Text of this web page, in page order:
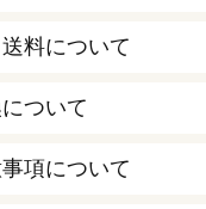
料について
ついて
項について